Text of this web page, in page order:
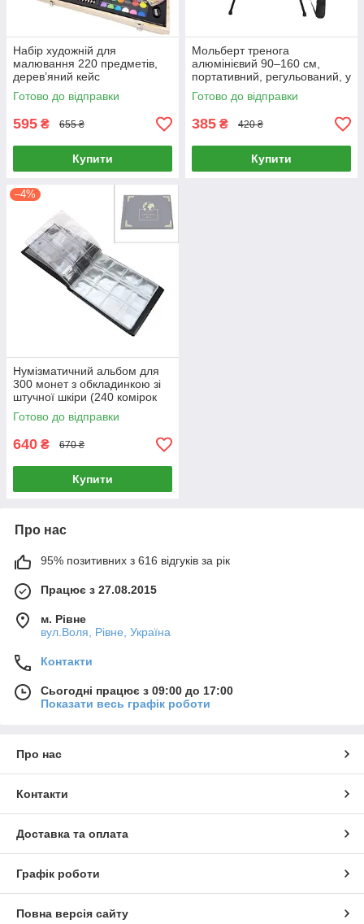
Набір художній для
малювання 220 предметів,
дерев’яний кейс
Готово до відправки
595 ₴ 655 ₴
Купити
Мольберт тренога
алюмінієвий 90–160 см,
портативний, регульований, у
чохлі
Готово до відправки
385 ₴ 420 ₴
Купити
–4%
Нумізматичний альбом для
300 монет з обкладинкою зі
штучної шкіри (240 комірок
30х30 мм + 60 комірок 45х45
мм)
Готово до відправки
640 ₴ 670 ₴
Купити
Про нас
95% позитивних з 616 відгуків за рік
Працює з 27.08.2015
м. Рівне
вул.Воля, Рівне, Україна
Контакти
Сьогодні працює з 09:00 до 17:00
Показати весь графік роботи
Про нас
Контакти
Доставка та оплата
Графік роботи
Повна версія сайту